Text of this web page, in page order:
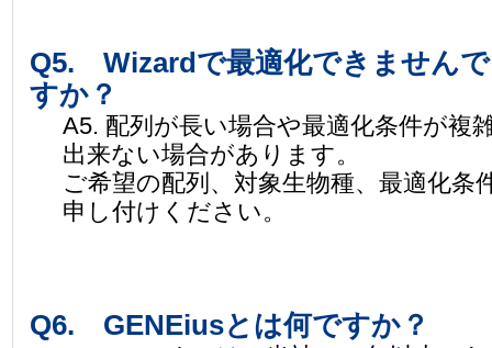
Q5. Wizardで最適化できません
すか？
A5. 配列が長い場合や最適化条件が複
出来ない場合があります。
ご希望の配列、対象生物種、最適化条
申し付けください。
Q6. GENEiusとは何ですか？